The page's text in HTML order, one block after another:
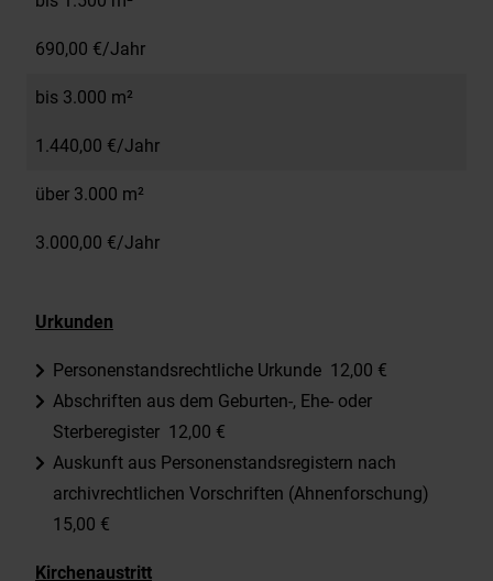
690,00 €/Jahr
bis 3.000 m²
1.440,00 €/Jahr
über 3.000 m²
3.000,00 €/Jahr
Urkunden
Personenstandsrechtliche Urkunde 12,00 €
Abschriften aus dem Geburten-, Ehe- oder
Sterberegister 12,00 €
Auskunft aus Personenstandsregistern nach
archivrechtlichen Vorschriften (Ahnenforschung)
15,00 €
Kirchenaustritt